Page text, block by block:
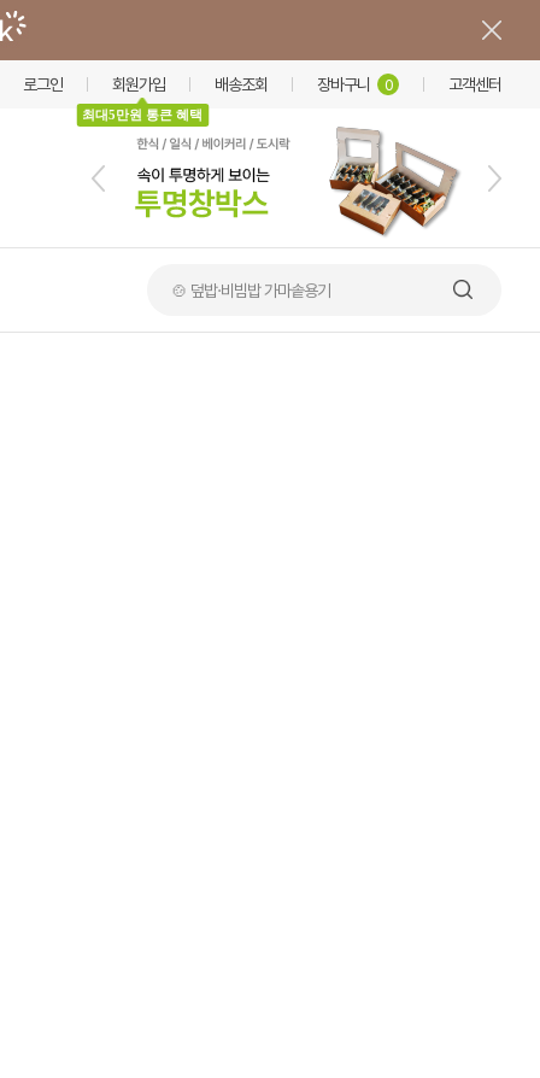
로그인 회원가입
최대5만원 통큰 혜택
배송조회 장바구니 0 고객센터
🍲 덮밥·비빔밥 가마솥용기